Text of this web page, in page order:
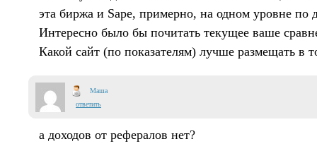
эта биржа и Sape, примерно, на одном уровне по
Интересно было бы почитать текущее ваше
Какой сайт (по показателям) лучше размещать в
Маша
ответить
а доходов от рефералов нет?